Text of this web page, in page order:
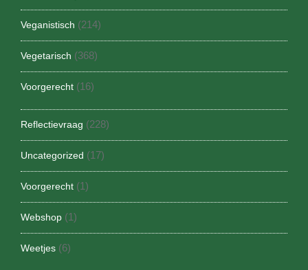
Veganistisch (214)
Vegetarisch (368)
Voorgerecht (16)
Reflectievraag (228)
Uncategorized (17)
Voorgerecht (1)
Webshop (1)
Weetjes (6)